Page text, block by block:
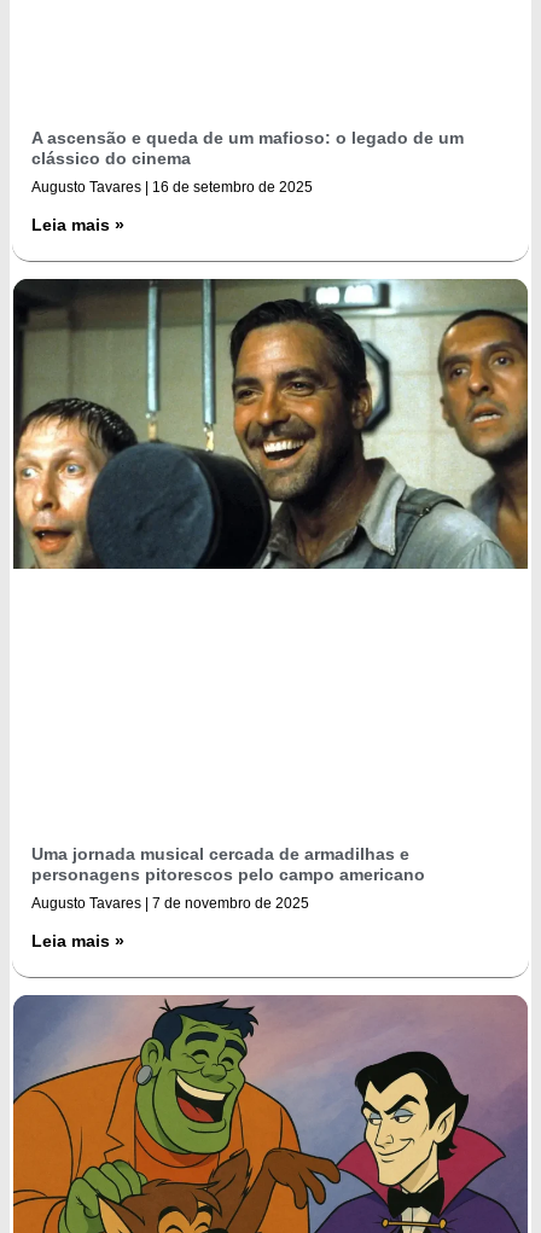
A ascensão e queda de um mafioso: o legado de um
clássico do cinema
Augusto Tavares 16 de setembro de 2025
Leia mais »
Uma jornada musical cercada de armadilhas e
personagens pitorescos pelo campo americano
Augusto Tavares 7 de novembro de 2025
Leia mais »